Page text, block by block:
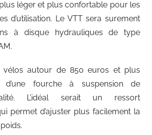
léger et plus confortable pour les
d’utilisation. Le VTT sera surement
à disque hydrauliques de type
vélos autour de 850 euros et plus
d’une fourche à suspension de
L’idéal serait un ressort
permet d’ajuster plus facilement la